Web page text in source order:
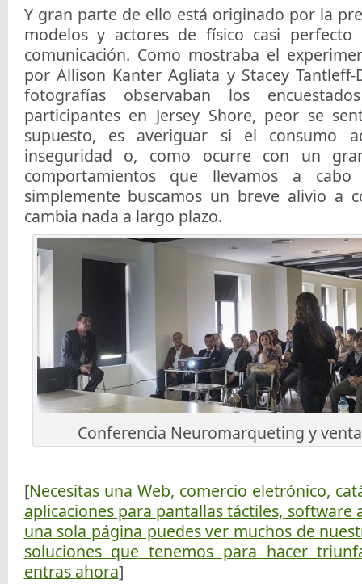
Y gran parte de ello está originado por la
modelos y actores de físico casi
comunicación. Como mostraba el
por Allison Kanter Agliata y Stacey Tantleff-
fotografías observaban los
participantes en Jersey Shore, peor se
supuesto, es averiguar si el consumo
inseguridad o, como ocurre con un
comportamientos que llevamos a
simplemente buscamos un breve alivio a
cambia nada a largo plazo.
Conferencia Neuromarqueting y
[Necesitas una Web, comercio eletrónico,
aplicaciones para pantallas táctiles, software
una sola página puedes ver muchos de
soluciones que tenemos para hacer
entras ahora]